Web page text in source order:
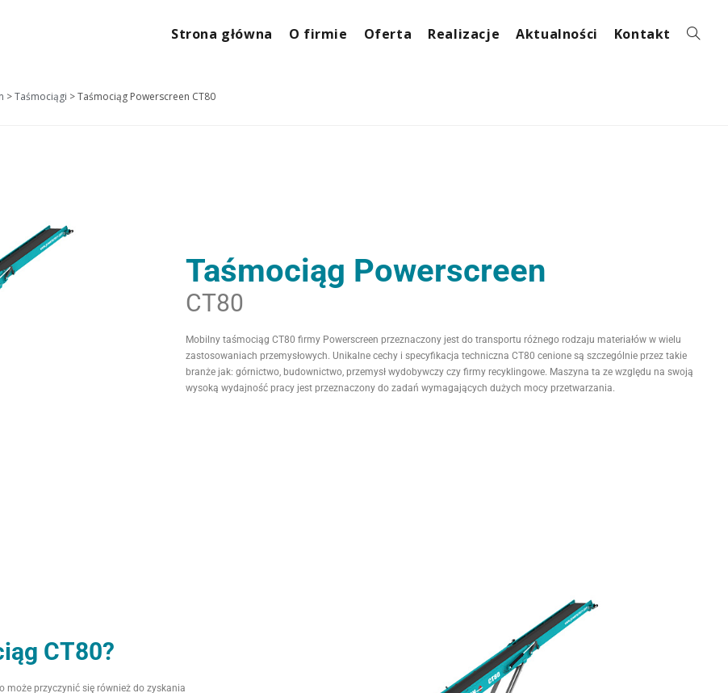
Strona główna O firmie Oferta Realizacje Aktualności Kontakt
>Taśmociągi >Taśmociąg Powerscreen CT80
Taśmociąg Powerscreen
CT80
Mobilny taśmociąg CT80 firmy Powerscreen przeznaczony jest do transportu różnego rodzaju materiałów w wielu
zastosowaniach przemysłowych. Unikalne cechy i specyfikacja techniczna CT80 cenione są szczególnie przez takie
branże jak: górnictwo, budownictwo, przemysł wydobywczy czy firmy recyklingowe. Maszyna ta ze względu na swoją
wysoką wydajność pracy jest przeznaczony do zadań wymagających dużych mocy przetwarzania.
CT80?
może przyczynić się również do zyskania